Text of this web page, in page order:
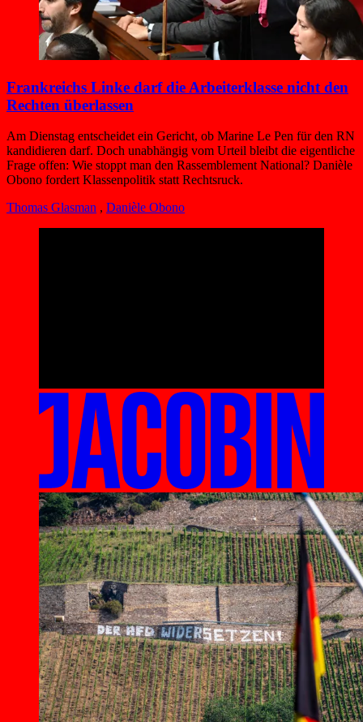
Frankreichs Linke darf die Arbeiterklasse nicht den
Rechten überlassen
Am Dienstag entscheidet ein Gericht, ob Marine Le Pen für den RN
kandidieren darf. Doch unabhängig vom Urteil bleibt die eigentliche
Frage offen: Wie stoppt man den Rassemblement National? Danièle
Obono fordert Klassenpolitik statt Rechtsruck.
Thomas Glasman , Danièle Obono